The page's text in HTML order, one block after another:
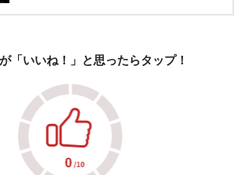
「いいね！」と思ったらタップ！